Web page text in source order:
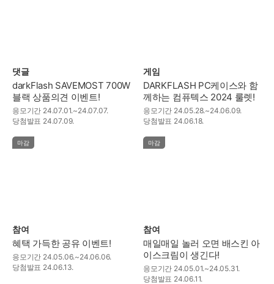
댓글
darkFlash SAVEMOST 700W
블랙 상품의견 이벤트!
응모기간 24.07.01.~24.07.07.
당첨발표 24.07.09.
게임
DARKFLASH PC케이스와 함
께하는 컴퓨텍스 2024 룰렛!
응모기간 24.05.28.~24.06.09.
당첨발표 24.06.18.
마감
참여
혜택 가득한 공유 이벤트!
응모기간 24.05.06.~24.06.06.
당첨발표 24.06.13.
마감
참여
매일매일 놀러 오면 배스킨 아
이스크림이 생긴다!
응모기간 24.05.01.~24.05.31.
당첨발표 24.06.11.